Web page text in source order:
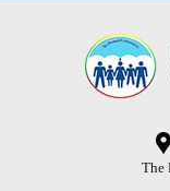
The